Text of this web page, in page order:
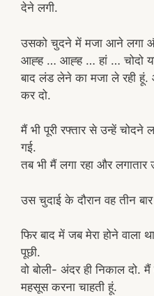
देने लगी.
उसको चुदने में मजा आने लगा
आह्ह … आह्ह … हां … चोदो
बाद लंड लेने का मजा ले रही
कर दो.
मैं भी पूरी रफ्तार से उन्हें चोदने
गई.
तब भी मैं लगा रहा और लगातार
उस चुदाई के दौरान वह तीन
फिर बाद में जब मेरा होने वाला
पूछी.
वो बोली- अंदर ही निकाल दो.
महसूस करना चाहती हूं.